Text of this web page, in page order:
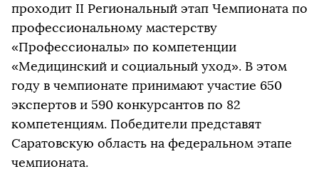
проходит II Региональный этап Чемпионата по
профессиональному мастерству
«Профессионалы» по компетенции
«Медицинский и социальный уход». В этом
году в чемпионате принимают участие 650
экспертов и 590 конкурсантов по 82
компетенциям. Победители представят
Саратовскую область на федеральном этапе
чемпионата.